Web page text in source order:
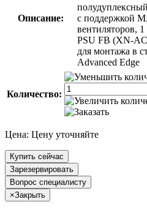
Описание:
с поддержкой
вентиляторов,
PSU FB (XN-
для монтажа в
Advanced Edge
Количество:
Цена: Цену уточняйте
Купить сейчас
Зарезервировать
Вопрос специалисту
×Закрыть